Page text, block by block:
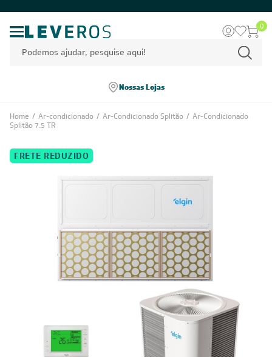
0
Nossas Lojas
Home / Ar-condicionado / Ar-Condicionado Splitão / Ar-Condicionado
Splitão 7.5 TR
FRETE REDUZIDO